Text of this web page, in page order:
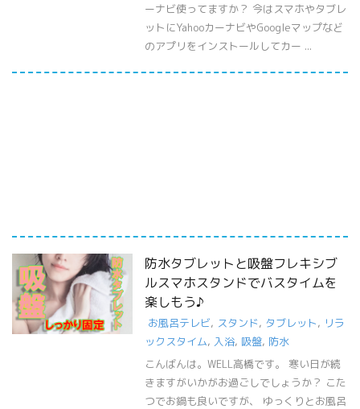
ーナビ使ってますか？ 今はスマホやタブレ
ットにYahooカーナビやGoogleマップなど
のアプリをインストールしてカー ...
防水タブレットと吸盤フレキシブ
ルスマホスタンドでバスタイムを
楽しもう♪
お風呂テレビ, スタンド, タブレット, リラ
ックスタイム, 入浴, 吸盤, 防水
こんばんは。WELL高橋です。 寒い日が続
きますがいかがお過ごしでしょうか？ こた
つでお鍋も良いですが、 ゆっくりとお風呂